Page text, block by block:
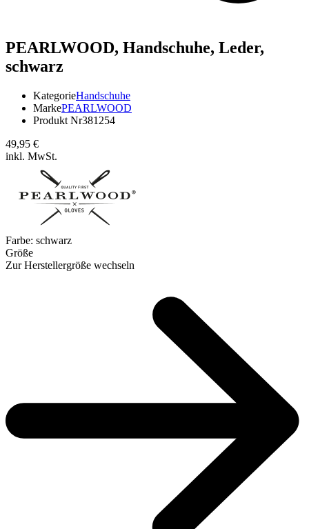
PEARLWOOD, Handschuhe, Leder,
schwarz
KategorieHandschuhe
MarkePEARLWOOD
Produkt Nr381254
49,95 €
inkl. MwSt.
Farbe: schwarz
Größe
Zur Herstellergröße wechseln